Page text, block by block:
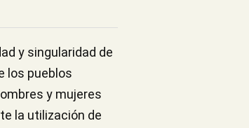
y singularidad de
los pueblos
y mujeres
la utilización de